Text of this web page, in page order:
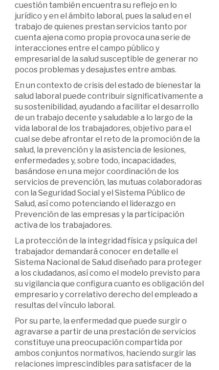
cuestión también encuentra su reflejo en lo
jurídico y en el ámbito laboral, pues la salud en el
trabajo de quienes prestan servicios tanto por
cuenta ajena como propia provoca una serie de
interacciones entre el campo público y
empresarial de la salud susceptible de generar no
pocos problemas y desajustes entre ambas.
En un contexto de crisis del estado de bienestar la
salud laboral puede contribuir significativamente a
su sostenibilidad, ayudando a facilitar el desarrollo
de un trabajo decente y saludable a lo largo de la
vida laboral de los trabajadores, objetivo para el
cual se debe afrontar el reto de la promoción de la
salud, la prevención y la asistencia de lesiones,
enfermedades y, sobre todo, incapacidades,
basándose en una mejor coordinación de los
servicios de prevención, las mutuas colaboradoras
con la Seguridad Social y el Sistema Público de
Salud, así como potenciando el liderazgo en
Prevención de las empresas y la participación
activa de los trabajadores.
La protección de la integridad física y psíquica del
trabajador demandará conocer en detalle el
Sistema Nacional de Salud diseñado para proteger
a los ciudadanos, así como el modelo previsto para
su vigilancia que configura cuanto es obligación del
empresario y correlativo derecho del empleado a
resultas del vínculo laboral.
Por su parte, la enfermedad que puede surgir o
agravarse a partir de una prestación de servicios
constituye una preocupación compartida por
ambos conjuntos normativos, haciendo surgir las
relaciones imprescindibles para satisfacer de la